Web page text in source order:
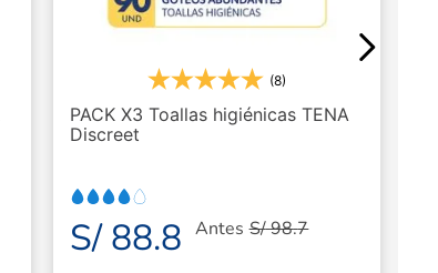
(8)
PACK X3 Toallas higiénicas TENA
Discreet
S/ 88.8 AntesS/98.7